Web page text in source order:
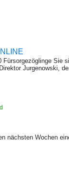
Sie
Jurgenowski,
nächsten Wochen